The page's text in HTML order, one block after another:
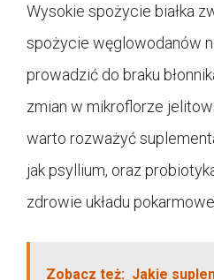
Wysokie spożycie białka
spożycie węglowodanów
prowadzić do braku
zmian w mikroflorze
warto rozważyć
jak psyllium, oraz
zdrowie układu
Zobacz też: Jakie